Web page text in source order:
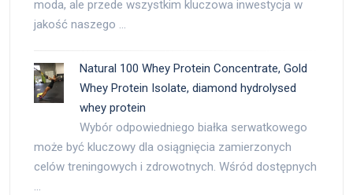
moda, ale przede wszystkim kluczowa inwestycja w
jakość naszego …
Natural 100 Whey Protein Concentrate, Gold
Whey Protein Isolate, diamond hydrolysed
whey protein
Wybór odpowiedniego białka serwatkowego
może być kluczowy dla osiągnięcia zamierzonych
celów treningowych i zdrowotnych. Wśród dostępnych
…